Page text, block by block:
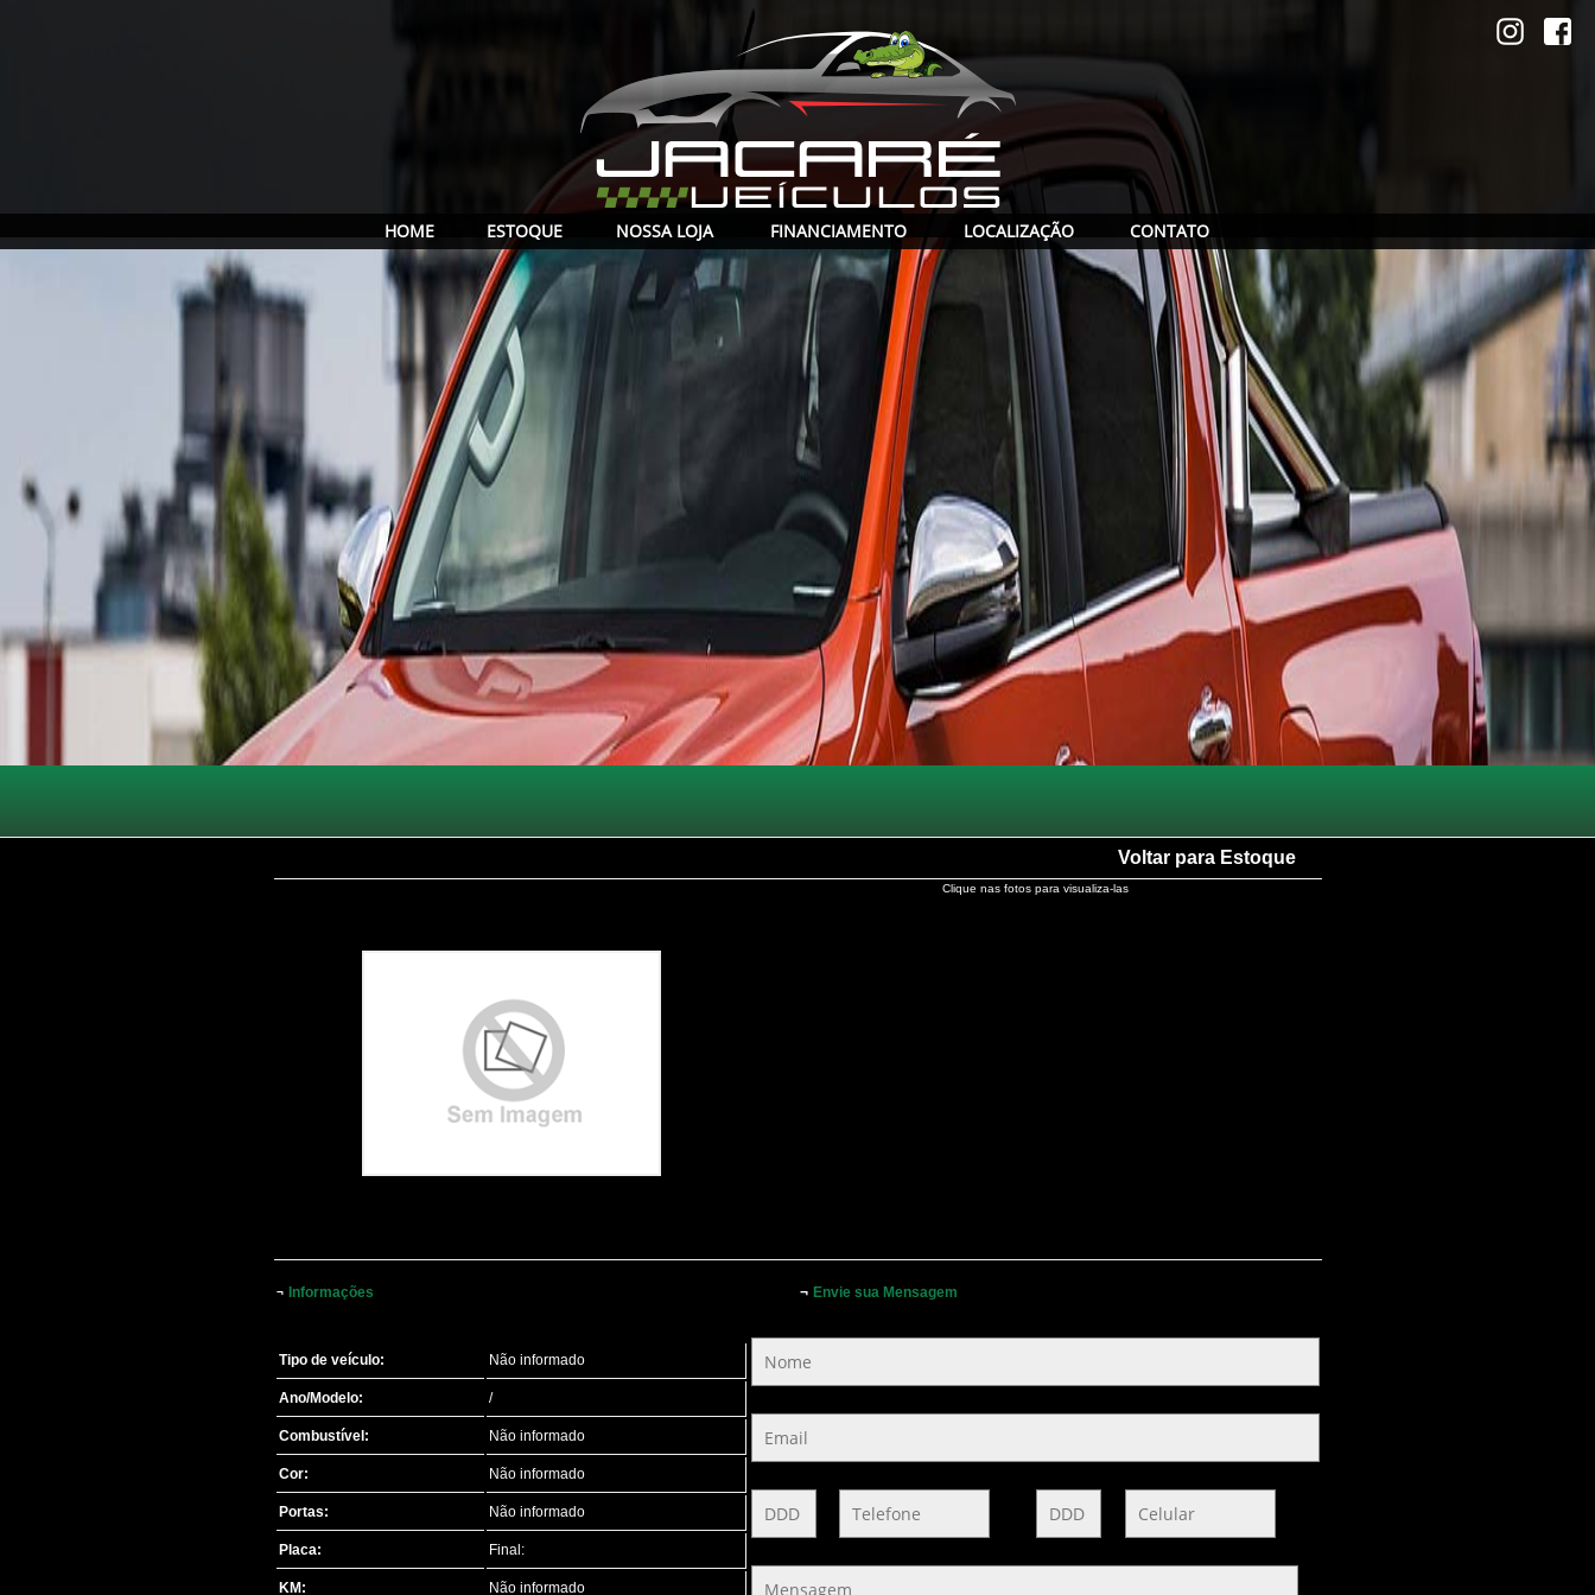
HOME ESTOQUE NOSSA LOJA FINANCIAMENTO LOCALIZAÇÃO CONTATO
Voltar para Estoque
Clique nas fotos para visualiza-las
¬ Informações ¬ Envie sua Mensagem
Tipo de veículo: Não informado
Ano/Modelo: /
Combustível: Não informado
Cor: Não informado
Portas: Não informado
Placa: Final:
KM: Não informado